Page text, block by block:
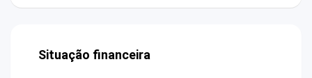
Situação financeira